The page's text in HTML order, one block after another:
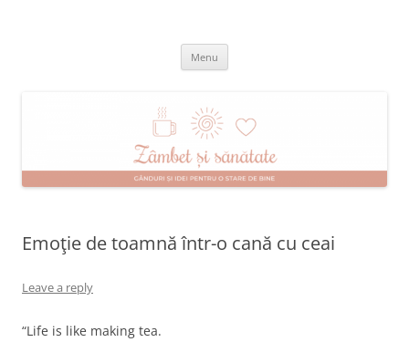
Menu
Emoţie de toamnă într-o cană cu ceai
Leave a reply
“Life is like making tea.